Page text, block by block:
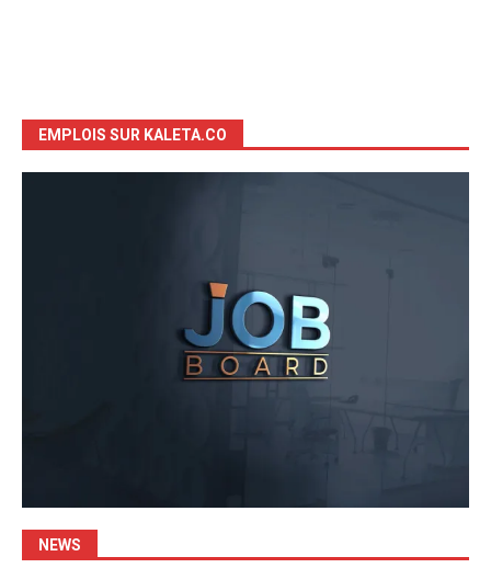
EMPLOIS SUR KALETA.CO
NEWS